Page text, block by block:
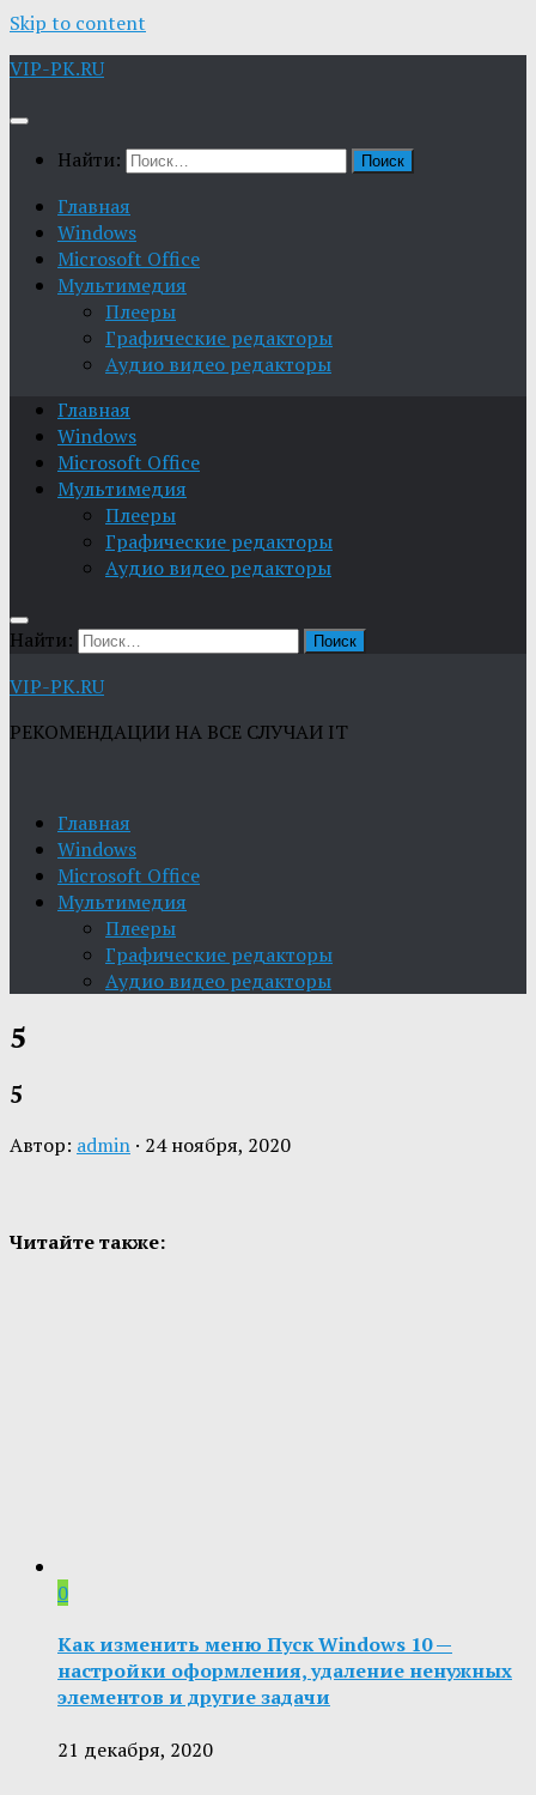
Skip to content
VIP-PK.RU
Найти:
Главная
Windows
Microsoft Office
Мультимедия
Плееры
Графические редакторы
Aудио видео редакторы
Главная
Windows
Microsoft Office
Мультимедия
Плееры
Графические редакторы
Aудио видео редакторы
Найти:
VIP-PK.RU
РЕКОМЕНДАЦИИ НА ВСЕ СЛУЧАИ IT
Главная
Windows
Microsoft Office
Мультимедия
Плееры
Графические редакторы
Aудио видео редакторы
5
5
Автор: admin · 24 ноября, 2020
Читайте также:
0
Как изменить меню Пуск Windows 10 —
настройки оформления, удаление ненужных
элементов и другие задачи
21 декабря, 2020